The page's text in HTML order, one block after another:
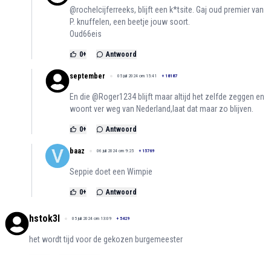
@rochelcijferreeks, blijft een k*tsite. Gaj oud premier van
P. knuffelen, een beetje jouw soort.
Oud66eis
0+ Antwoord
september 05 juli 2024 om 15:41 + 18187
En die @Roger1234 blijft maar altijd het zelfde zeggen en
woont ver weg van Nederland,laat dat maar zo blijven.
0+ Antwoord
baaz 06 juli 2024 om 9:25 + 15769
Seppie doet een Wimpie
0+ Antwoord
hstok3l 05 juli 2024 om 13:09 + 5429
het wordt tijd voor de gekozen burgemeester